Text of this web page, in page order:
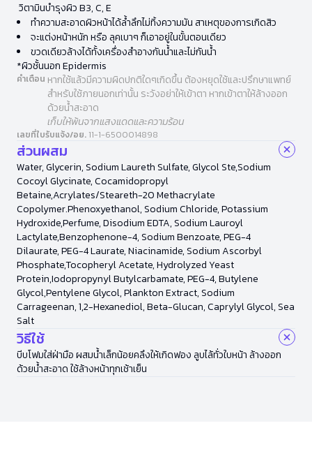
วิตามินบำรุงผิว B3, C, E
ทำความสะอาดผิวหน้าได้ล้ำลึกไม่ทิ้งความมัน สาเหตุของการเกิดสิว
จะแต่งหน้าหนัก หรือ ลุคเบาๆ ก็เอาอยู่ในขั้นตอนเดียว
ขวดเดียวล้างได้ทั้งเครื่องสำอางกันน้ำและไม่กันน้ำ
*ผิวชั้นนอก Epidermis
คำเตือน หากใช้แล้วมีความผิดปกติใดๆเกิดขึ้น ต้องหยุดใช้และปรึกษาแพทย์
สำหรับใช้ภายนอกเท่านั้น ระวังอย่าให้เข้าตา หากเข้าตาให้ล้างออก
ด้วยน้ำสะอาด
เก็บให้พ้นจากแสงแดดและความร้อน
เลขที่ใบรับแจ้ง/อย. 11-1-6500014898
ส่วนผสม
Water, Glycerin, Sodium Laureth Sulfate, Glycol Ste,Sodium
Cocoyl Glycinate, Cocamidopropyl
Betaine,Acrylates/Steareth-20 Methacrylate
Copolymer.Phenoxyethanol, Sodium Chloride, Potassium
Hydroxide,Perfume, Disodium EDTA, Sodium Lauroyl
Lactylate,Benzophenone-4, Sodium Benzoate, PEG-4
Dilaurate, PEG-4 Laurate, Niacinamide, Sodium Ascorbyl
Phosphate,Tocopheryl Acetate, Hydrolyzed Yeast
Protein,Iodopropynyl Butylcarbamate, PEG-4, Butylene
Glycol,Pentylene Glycol, Plankton Extract, Sodium
Carrageenan, 1,2-Hexanediol, Beta-Glucan, Caprylyl Glycol, Sea
Salt
วิธีใช้
บีบโฟมใส่ฝ่ามือ ผสมน้ำเล็กน้อยคลึงให้เกิดฟอง ลูบไล้ทั่วใบหน้า ล้างออก
ด้วยน้ำสะอาด ใช้ล้างหน้าทุกเช้าเย็น